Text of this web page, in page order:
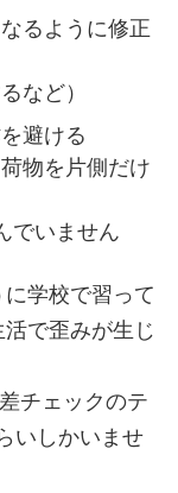
るように修正
など）
避ける
物を片側だけ
でいません
学校で習って
で歪みが生じ
チェックのテ
いしかいませ